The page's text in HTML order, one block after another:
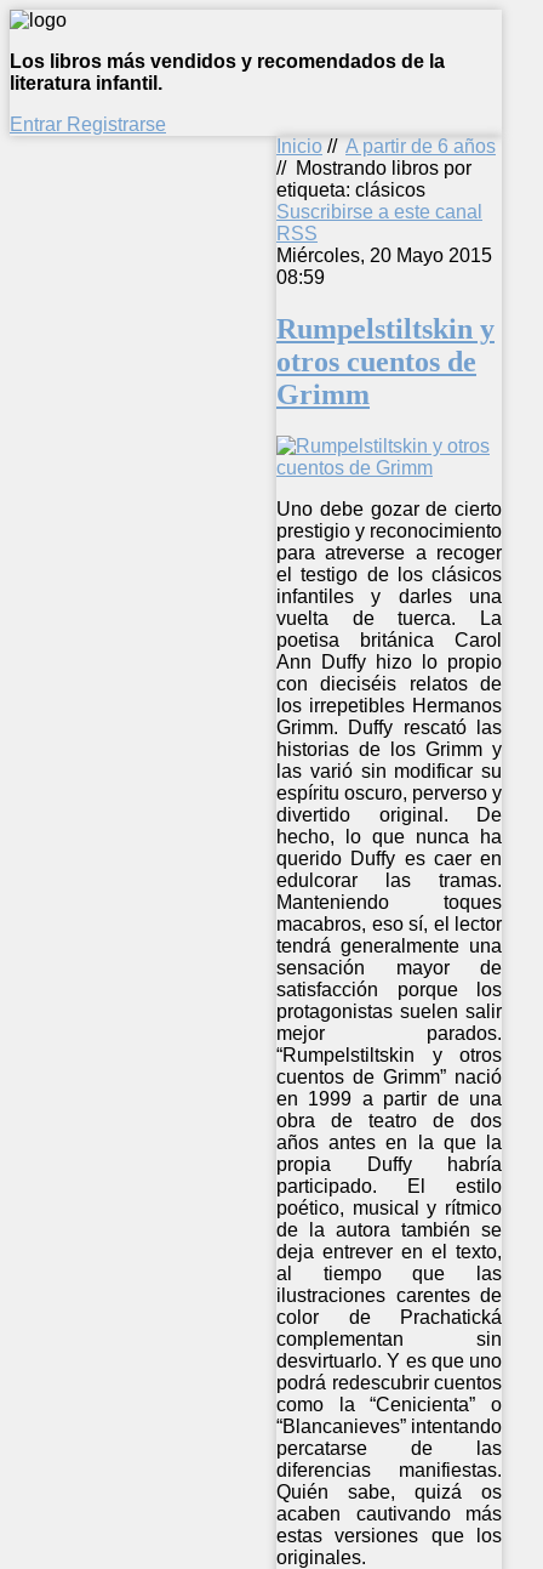
Los libros más vendidos y recomendados de la
literatura infantil.
Entrar Registrarse
Inicio // A partir de 6 años
// Mostrando libros por
etiqueta: clásicos
Suscribirse a este canal
RSS
Miércoles, 20 Mayo 2015
08:59
Rumpelstiltskin y
otros cuentos de
Grimm
Uno debe gozar de cierto
prestigio y reconocimiento
para atreverse a recoger
el testigo de los clásicos
infantiles y darles una
vuelta de tuerca. La
poetisa británica Carol
Ann Duffy hizo lo propio
con dieciséis relatos de
los irrepetibles Hermanos
Grimm. Duffy rescató las
historias de los Grimm y
las varió sin modificar su
espíritu oscuro, perverso y
divertido original. De
hecho, lo que nunca ha
querido Duffy es caer en
edulcorar las tramas.
Manteniendo toques
macabros, eso sí, el lector
tendrá generalmente una
sensación mayor de
satisfacción porque los
protagonistas suelen salir
mejor parados.
“Rumpelstiltskin y otros
cuentos de Grimm” nació
en 1999 a partir de una
obra de teatro de dos
años antes en la que la
propia Duffy habría
participado. El estilo
poético, musical y rítmico
de la autora también se
deja entrever en el texto,
al tiempo que las
ilustraciones carentes de
color de Prachatická
complementan sin
desvirtuarlo. Y es que uno
podrá redescubrir cuentos
como la “Cenicienta” o
“Blancanieves” intentando
percatarse de las
diferencias manifiestas.
Quién sabe, quizá os
acaben cautivando más
estas versiones que los
originales.